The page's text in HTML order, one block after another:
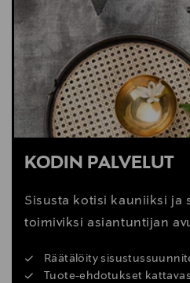
KODIN PALVELUT
Sisusta kotisi kauniiksi ja
toimiviksi asiantuntijan
Räätälöity
Tuote-ehdotukset